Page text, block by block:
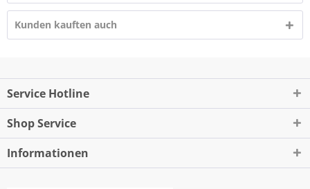
Kunden kauften auch
Service Hotline
Shop Service
Informationen